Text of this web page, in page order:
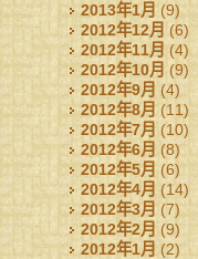
2013年1月(9)
2012年12月 (6)
2012年11月 (4)
2012年10月 (9)
2012年9月 (4)
2012年8月(11)
2012年7月 (10)
2012年6月 (8)
2012年5月 (6)
2012年4月 (14)
2012年3月(7)
2012年2月 (9)
2012年1月 (2)